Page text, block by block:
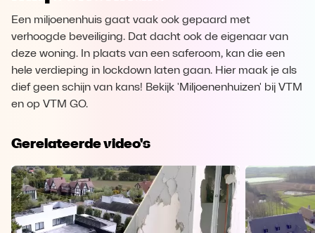
Een miljoenenhuis gaat vaak ook gepaard met
verhoogde beveiliging. Dat dacht ook de eigenaar van
deze woning. In plaats van een saferoom, kan die een
hele verdieping in lockdown laten gaan. Hier maak je als
dief geen schijn van kans! Bekijk 'Miljoenenhuizen' bij VTM
en op VTM GO.
Gerelateerde video's